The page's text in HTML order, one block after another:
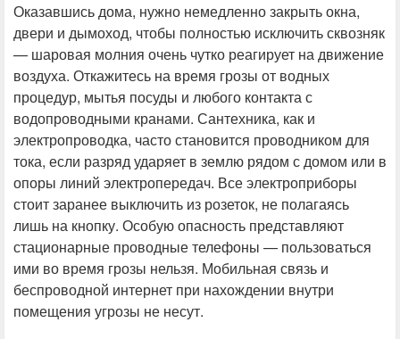
Оказавшись дома, нужно немедленно закрыть окна,
двери и дымоход, чтобы полностью исключить сквозняк
— шаровая молния очень чутко реагирует на движение
воздуха. Откажитесь на время грозы от водных
процедур, мытья посуды и любого контакта с
водопроводными кранами. Сантехника, как и
электропроводка, часто становится проводником для
тока, если разряд ударяет в землю рядом с домом или в
опоры линий электропередач. Все электроприборы
стоит заранее выключить из розеток, не полагаясь
лишь на кнопку. Особую опасность представляют
стационарные проводные телефоны — пользоваться
ими во время грозы нельзя. Мобильная связь и
беспроводной интернет при нахождении внутри
помещения угрозы не несут.